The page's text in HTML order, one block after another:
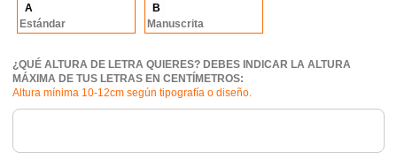
A
Estándar
B
Manuscrita
¿QUÉ ALTURA DE LETRA QUIERES? DEBES INDICAR LA ALTURA
MÁXIMA DE TUS LETRAS EN CENTÍMETROS:
Altura mínima 10-12cm según tipografía o diseño.